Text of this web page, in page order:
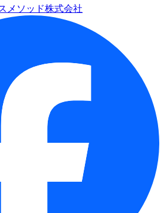
メソッド株式会社